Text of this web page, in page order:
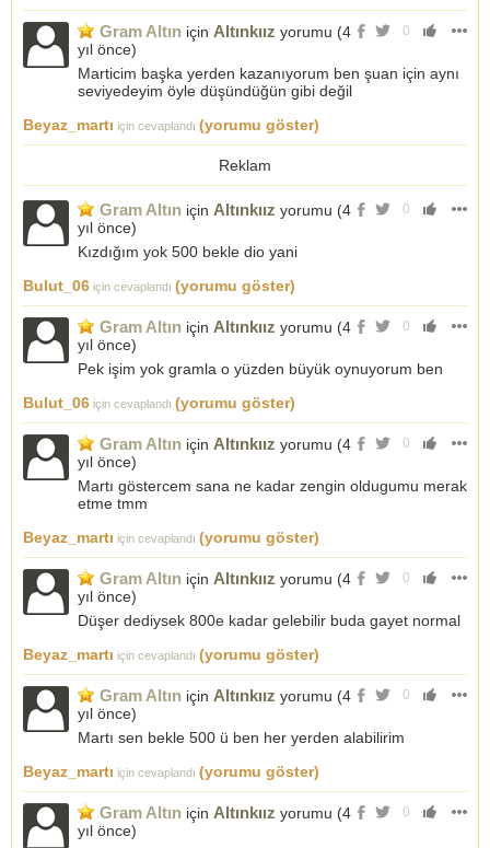
0
Gram Altın için Altınkıız yorumu (4
yıl önce)
Marticim başka yerden kazanıyorum ben şuan için aynı
seviyedeyim öyle düşündüğün gibi değil
Beyaz_martı için cevaplandı (yorumu göster)
Reklam
0
Gram Altın için Altınkıız yorumu (4
yıl önce)
Kızdığım yok 500 bekle dio yani
Bulut_06 için cevaplandı (yorumu göster)
0
Gram Altın için Altınkıız yorumu (4
yıl önce)
Pek işim yok gramla o yüzden büyük oynuyorum ben
Bulut_06 için cevaplandı (yorumu göster)
0
Gram Altın için Altınkıız yorumu (4
yıl önce)
Martı göstercem sana ne kadar zengin oldugumu merak
etme tmm
Beyaz_martı için cevaplandı (yorumu göster)
0
Gram Altın için Altınkıız yorumu (4
yıl önce)
Düşer dediysek 800e kadar gelebilir buda gayet normal
Beyaz_martı için cevaplandı (yorumu göster)
0
Gram Altın için Altınkıız yorumu (4
yıl önce)
Martı sen bekle 500 ü ben her yerden alabilirim
Beyaz_martı için cevaplandı (yorumu göster)
0
Gram Altın için Altınkıız yorumu (4
yıl önce)